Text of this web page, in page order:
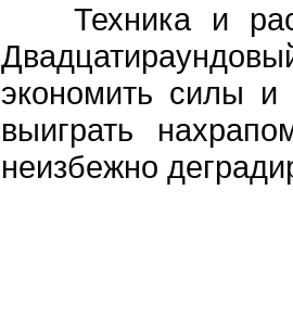
Техника и
экономить силы
выиграть
неизбежно